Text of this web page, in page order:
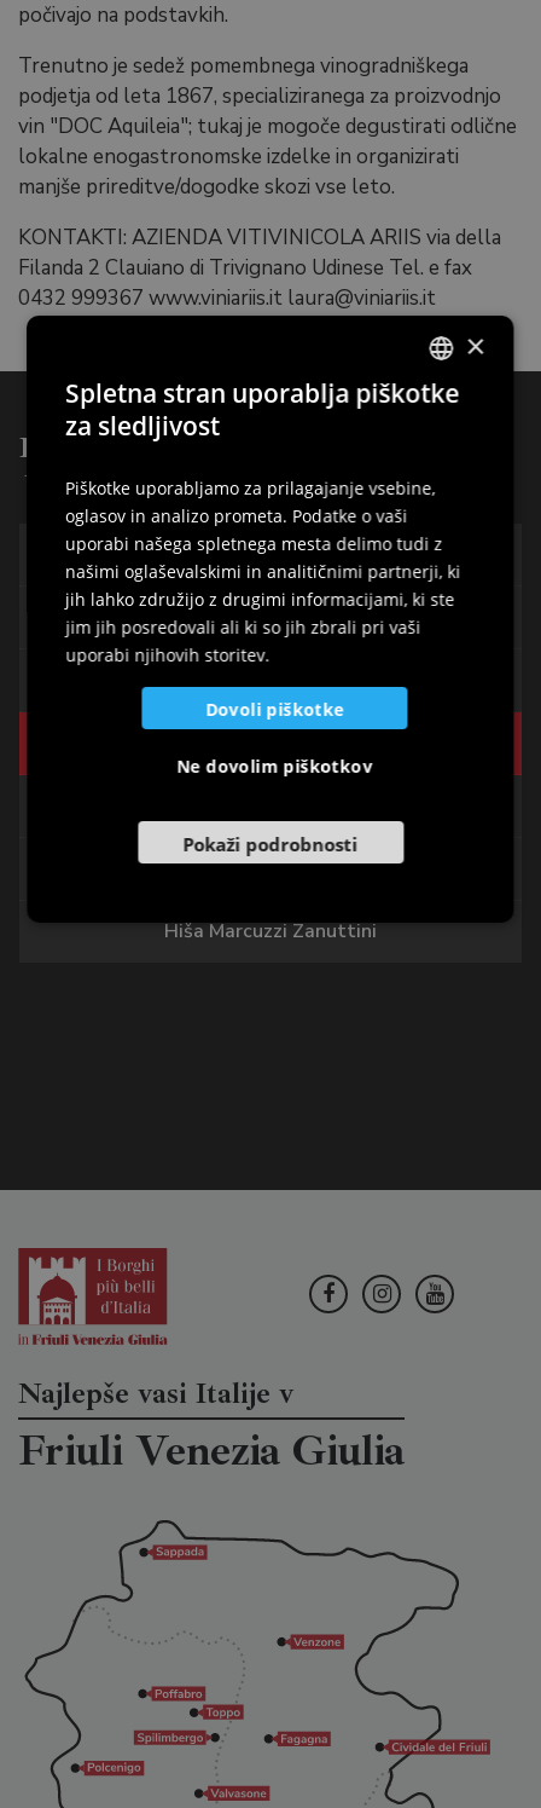
počivajo na podstavkih.
Trenutno je sedež pomembnega vinogradniškega
podjetja od leta 1867, specializiranega za proizvodnjo
vin "DOC Aquileia"; tukaj je mogoče degustirati odlične
lokalne enogastronomske izdelke in organizirati
manjše prireditve/dogodke skozi vse leto.
KONTAKTI: AZIENDA VITIVINICOLA ARIIS via della
Filanda 2 Clauiano di Trivignano Udinese Tel. e fax
0432 999367 www.viniariis.it laura@viniariis.it
Drugi zanimivosti iz:
Vile, Palazzi, Spomeniki
Casa Calligaris Foffani
Hiša Barnaba Manin
Hiša Agosto Zof
Hiša Marcuzzi Zanuttini
Najlepše vasi Italije v
Friuli Venezia Giulia
GERMAN
SLOVENIAN
×
Spletna stran uporablja piškotke
za sledljivost
Piškotke uporabljamo za prilagajanje vsebine,
oglasov in analizo prometa. Podatke o vaši
uporabi našega spletnega mesta delimo tudi z
našimi oglaševalskimi in analitičnimi partnerji, ki
jih lahko združijo z drugimi informacijami, ki ste
jim jih posredovali ali ki so jih zbrali pri vaši
uporabi njihovih storitev.
Dovoli piškotke
Ne dovolim piškotkov
Pokaži podrobnosti